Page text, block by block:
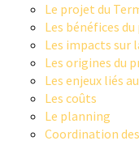
Le projet du T
Les bénéfices
Les impacts sur
Les origines du
Les enjeux liés
Les coûts
Le planning
Coordination